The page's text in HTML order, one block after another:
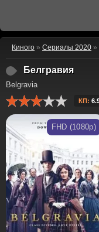
Киного » Сериалы 2020 »
Белгравия
Belgravia
КП:
FHD (1080p)